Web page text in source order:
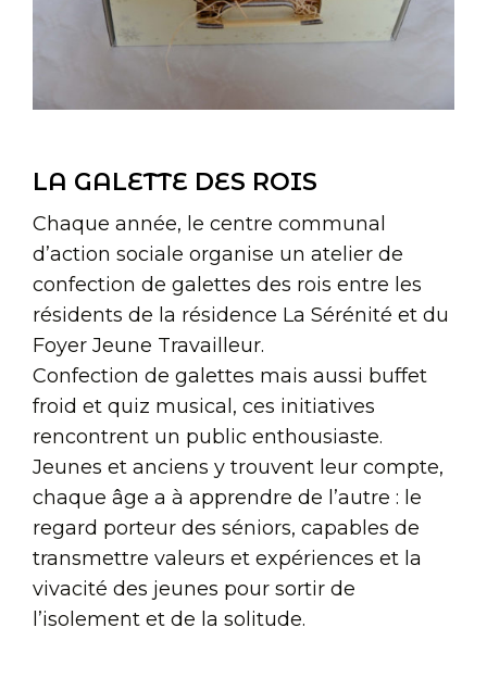
LA GALETTE DES ROIS
Chaque année, le centre communal
d’action sociale organise un atelier de
confection de galettes des rois entre les
résidents de la résidence La Sérénité et du
Foyer Jeune Travailleur.
Confection de galettes mais aussi buffet
froid et quiz musical, ces initiatives
rencontrent un public enthousiaste.
Jeunes et anciens y trouvent leur compte,
chaque âge a à apprendre de l’autre : le
regard porteur des séniors, capables de
transmettre valeurs et expériences et la
vivacité des jeunes pour sortir de
l’isolement et de la solitude.